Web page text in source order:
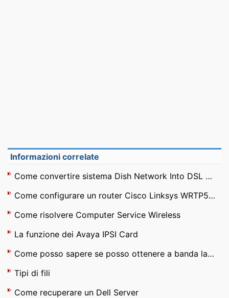
Informazioni correlate
Come convertire sistema Dish Network Into DSL per computer
Come configurare un router Cisco Linksys WRTP54G
Come risolvere Computer Service Wireless
La funzione dei Avaya IPSI Card
Come posso sapere se posso ottenere a banda larga wireless sul mio portatile ?
Tipi di fili
Come recuperare un Dell Server